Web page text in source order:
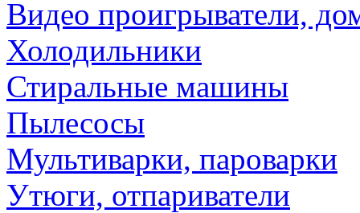
Видео проигрыватели,
Холодильники
Стиральные машины
Пылесосы
Мультиварки, пароварки
Утюги, отпариватели